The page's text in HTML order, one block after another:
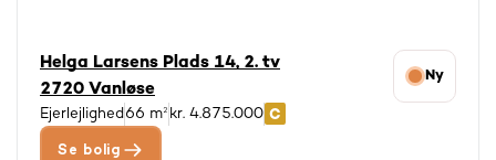
Helga Larsens Plads 14, 2. tv
2720 Vanløse
Ny
Ejerlejlighed 66 m² kr. 4.875.000
Se bolig